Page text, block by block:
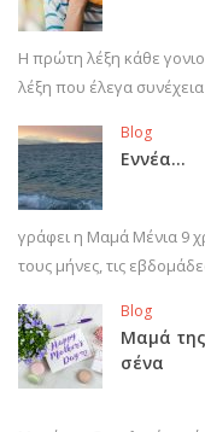
Η πρώτη λέξη κάθε
λέξη που έλεγα
Blog
Εννέα…
γράφει η Μαμά Μένια 9
τους μήνες, τις
Blog
Μαμά
σένα